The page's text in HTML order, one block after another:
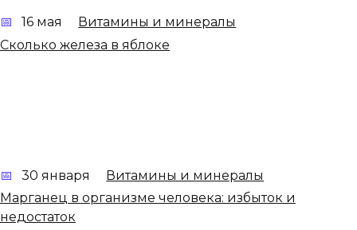
16 мая
Витамины и минералы
Сколько железа в яблоке
30 января
Витамины и минералы
Марганец в организме человека: избыток и
недостаток